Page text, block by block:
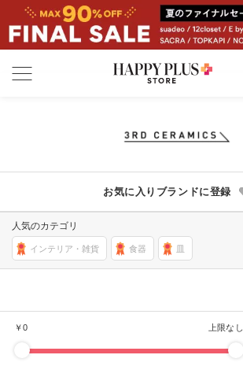
お気に入り
お気に入りブランドに登録
人気のカテゴリ
インテリア・雑貨 食器 皿
￥0 上限なし